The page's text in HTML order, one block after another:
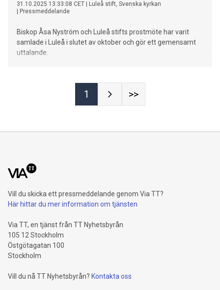
31.10.2025 13:33:08 CET
Luleå stift, Svenska kyrkan
Pressmeddelande
Biskop Åsa Nyström och Luleå stifts prostmöte har varit
samlade i Luleå i slutet av oktober och gör ett gemensamt
uttalande.
1 >>
Vill du skicka ett pressmeddelande genom Via TT?
Här hittar du mer information om tjänsten
Via TT, en tjänst från TT Nyhetsbyrån
105 12 Stockholm
Östgötagatan 100
Stockholm
Vill du nå TT Nyhetsbyrån? Kontakta oss